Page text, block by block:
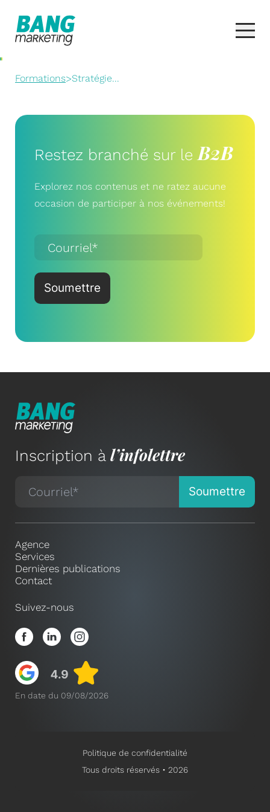
Formations>Stratégie...
Restez branché sur leB2B
Explorez nos contenus et ne ratez aucune
occasion de participer à nos événements!
Inscription à l’infolettre
Agence
Services
Dernières publications
Contact
Suivez-nous
En date du 09/08/2026
Politique de confidentialité
Tous droits réservés • 2026